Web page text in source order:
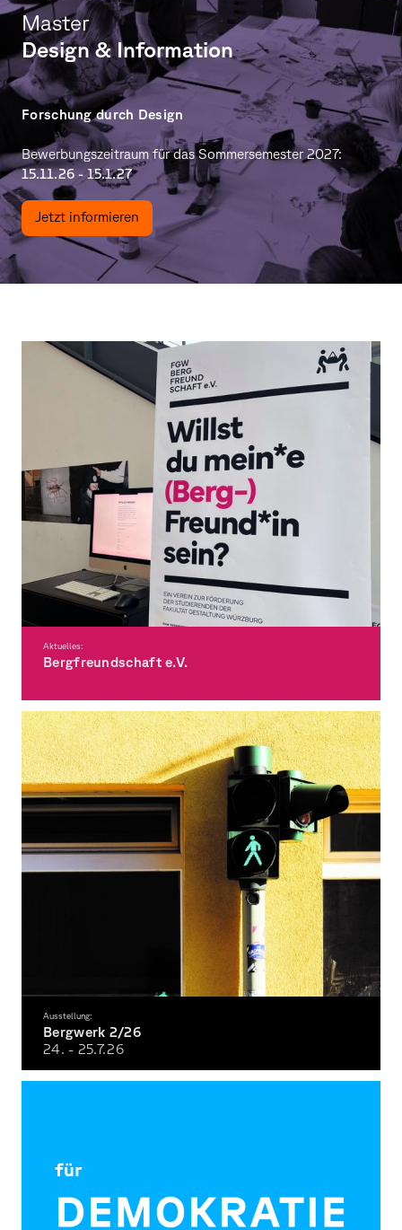
Master
Design & Information
Forschung durch Design
Bewerbungszeitraum für das Sommersemester 2027:
15.11.26 - 15.1.27
Jetzt informieren
Aktuelles:
Bergfreundschaft e.V.
Ausstellung:
Bergwerk 2/26
24. - 25.7.26